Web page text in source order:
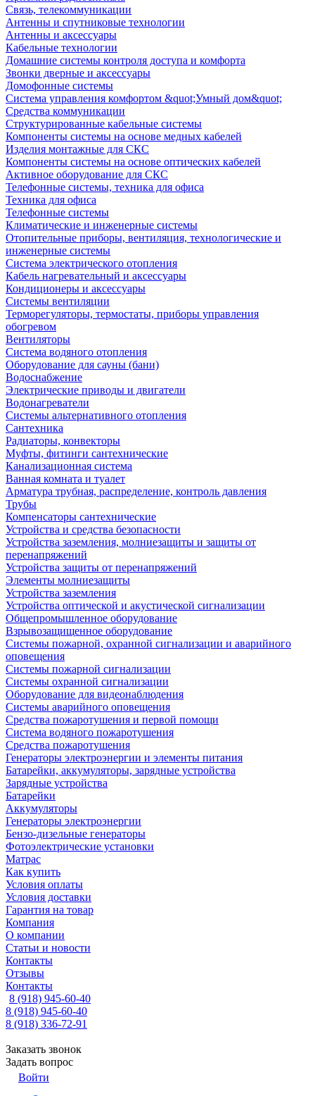
Связь, телекоммуникации
Антенны и спутниковые технологии
Антенны и аксессуары
Кабельные технологии
Домашние системы контроля доступа и комфорта
Звонки дверные и аксессуары
Домофонные системы
Система управления комфортом &quot;Умный дом&quot;
Средства коммуникации
Структурированные кабельные системы
Компоненты системы на основе медных кабелей
Изделия монтажные для СКС
Компоненты системы на основе оптических кабелей
Активное оборудование для СКС
Телефонные системы, техника для офиса
Техника для офиса
Телефонные системы
Климатические и инженерные системы
Отопительные приборы, вентиляция, технологические и
инженерные системы
Система электрического отопления
Кабель нагревательный и аксессуары
Кондиционеры и аксессуары
Системы вентиляции
Терморегуляторы, термостаты, приборы управления
обогревом
Вентиляторы
Система водяного отопления
Оборудование для сауны (бани)
Водоснабжение
Электрические приводы и двигатели
Водонагреватели
Системы альтернативного отопления
Сантехника
Радиаторы, конвекторы
Муфты, фитинги сантехнические
Канализационная система
Ванная комната и туалет
Арматура трубная, распределение, контроль давления
Трубы
Компенсаторы сантехнические
Устройства и средства безопасности
Устройства заземления, молниезащиты и защиты от
перенапряжений
Устройства защиты от перенапряжений
Элементы молниезащиты
Устройства заземления
Устройства оптической и акустической сигнализации
Общепромышленное оборудование
Взрывозащищенное оборудование
Системы пожарной, охранной сигнализации и аварийного
оповещения
Системы пожарной сигнализации
Системы охранной сигнализации
Оборудование для видеонаблюдения
Системы аварийного оповещения
Средства пожаротушения и первой помощи
Система водяного пожаротушения
Средства пожаротушения
Генераторы электроэнергии и элементы питания
Батарейки, аккумуляторы, зарядные устройства
Зарядные устройства
Батарейки
Аккумуляторы
Генераторы электроэнергии
Бензо-дизельные генераторы
Фотоэлектрические установки
Матрас
Как купить
Условия оплаты
Условия доставки
Гарантия на товар
Компания
О компании
Статьи и новости
Контакты
Отзывы
Контакты
8 (918) 945-60-40
8 (918) 945-60-40
8 (918) 336-72-91
Заказать звонок
Задать вопрос
Войти